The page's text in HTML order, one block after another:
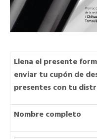
Llena el presente
enviar tu cupón de
presentes con tu
Nombre completo